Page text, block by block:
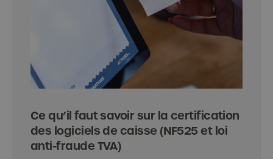
Ce qu’il faut savoir sur la certification
des logiciels de caisse (NF525 et loi
anti-fraude TVA)